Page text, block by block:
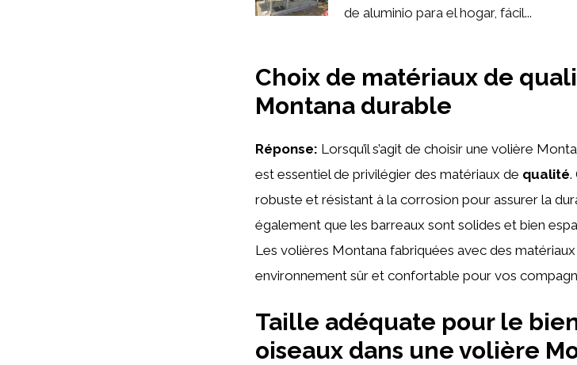
de aluminio para el hogar, fácil...
Choix de matériaux de
Montana durable
Réponse: Lorsqu’il s’agit de choisir une volière
est essentiel de privilégier des matériaux de qualité.
robuste et résistant à la corrosion pour assurer la
également que les barreaux sont solides et bien
Les volières Montana fabriquées avec des
environnement sûr et confortable pour vos
Taille adéquate pour le
oiseaux dans une volière